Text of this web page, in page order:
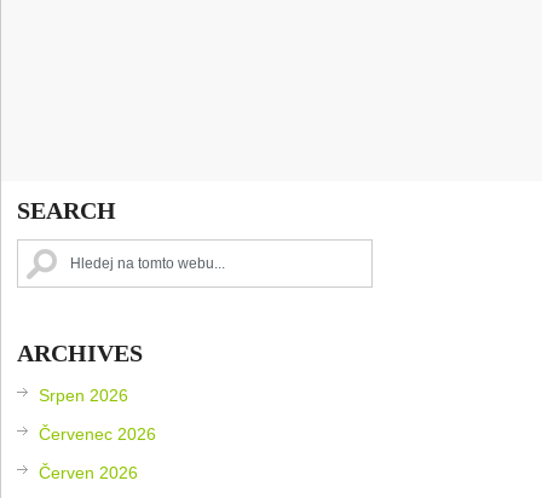
SEARCH
ARCHIVES
Srpen 2026
Červenec 2026
Červen 2026